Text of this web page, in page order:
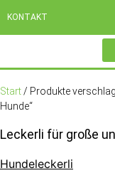
KONTAKT
Start / Produkte
Hunde“
Leckerli für große
Hundeleckerli